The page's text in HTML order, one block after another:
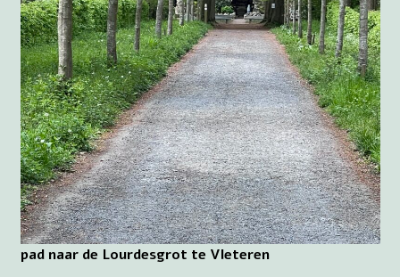
pad naar de Lourdesgrot te Vleteren